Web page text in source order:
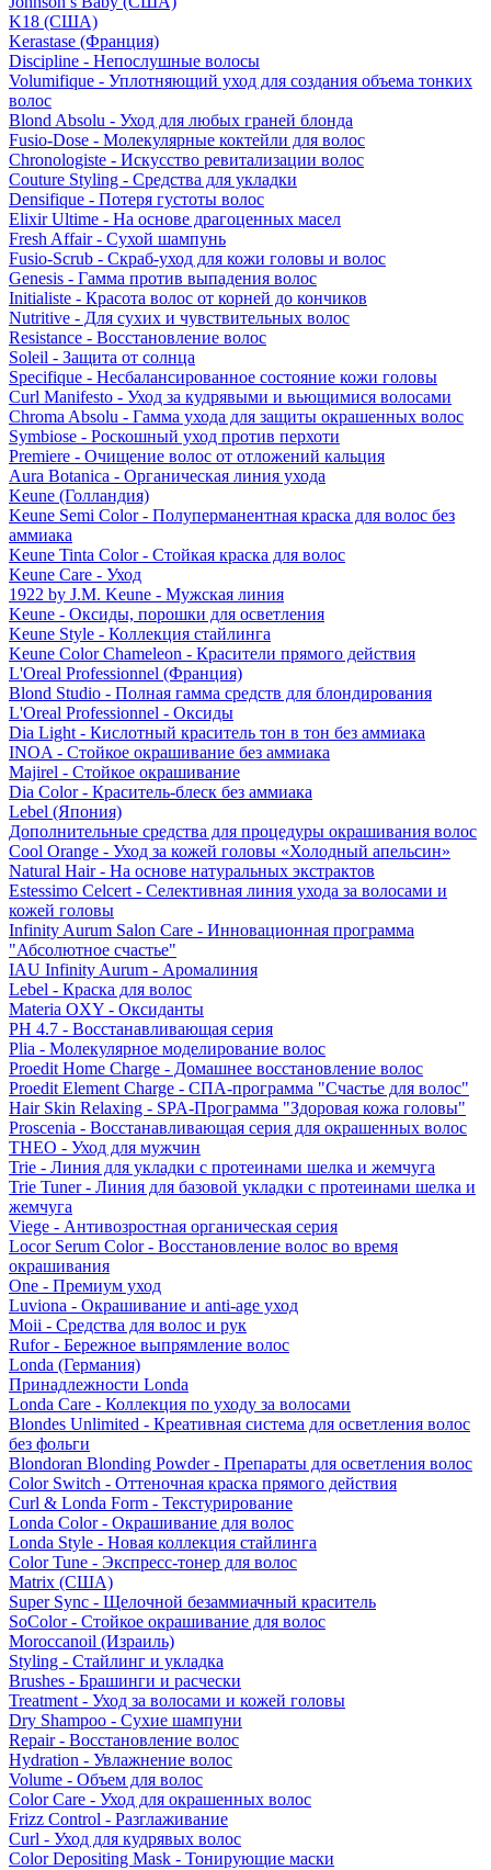
K18 (США)
Kerastase (Франция)
Discipline - Непослушные волосы
Volumifique - Уплотняющий уход для создания объема тонких
волос
Blond Absolu - Уход для любых граней блонда
Fusio-Dose - Молекулярные коктейли для волос
Chronologiste - Искусство ревитализации волос
Couture Styling - Средства для укладки
Densifique - Потеря густоты волос
Elixir Ultime - На основе драгоценных масел
Fresh Affair - Сухой шампунь
Fusio-Scrub - Скраб-уход для кожи головы и волос
Genesis - Гамма против выпадения волос
Initialiste - Красота волос от корней до кончиков
Nutritive - Для сухих и чувствительных волос
Resistance - Восстановление волос
Soleil - Защита от солнца
Specifique - Несбалансированное состояние кожи головы
Curl Manifesto - Уход за кудрявыми и вьющимися волосами
Chroma Absolu - Гамма ухода для защиты окрашенных волос
Symbiose - Роскошный уход против перхоти
Premiere - Очищение волос от отложений кальция
Aura Botanica - Органическая линия ухода
Keune (Голландия)
Keune Semi Color - Полуперманентная краска для волос без
аммиака
Keune Tinta Color - Стойкая краска для волос
Keune Care - Уход
1922 by J.M. Keune - Мужская линия
Keune - Оксиды, порошки для осветления
Keune Style - Коллекция стайлинга
Keune Color Chameleon - Красители прямого действия
L'Oreal Professionnel (Франция)
Blond Studio - Полная гамма средств для блондирования
L'Oreal Professionnel - Оксиды
Dia Light - Кислотный краситель тон в тон без аммиака
INOA - Стойкое окрашивание без аммиака
Majirel - Стойкое окрашивание
Dia Color - Краситель-блеск без аммиака
Lebel (Япония)
Дополнительные средства для процедуры окрашивания волос
Cool Orange - Уход за кожей головы «Холодный апельсин»
Natural Hair - На основе натуральных экстрактов
Estessimo Celcert - Селективная линия ухода за волосами и
кожей головы
Infinity Aurum Salon Care - Инновационная программа
"Абсолютное счастье"
IAU Infinity Aurum - Аромалиния
Lebel - Краска для волос
Materia OXY - Оксиданты
PH 4.7 - Восстанавливающая серия
Plia - Молекулярное моделирование волос
Proedit Home Charge - Домашнее восстановление волос
Proedit Element Charge - СПА-программа "Счастье для волос"
Hair Skin Relaxing - SPA-Программа "Здоровая кожа головы"
Proscenia - Восстанавливающая серия для окрашенных волос
THEO - Уход для мужчин
Trie - Линия для укладки с протеинами шелка и жемчуга
Trie Tuner - Линия для базовой укладки с протеинами шелка и
жемчуга
Viege - Антивозростная органическая серия
Locor Serum Color - Восстановление волос во время
окрашивания
One - Премиум уход
Luviona - Окрашивание и anti-age уход
Moii - Средства для волос и рук
Rufor - Бережное выпрямление волос
Londa (Германия)
Принадлежности Londa
Londa Care - Коллекция по уходу за волосами
Blondes Unlimited - Креативная система для осветления волос
без фольги
Blondoran Blonding Powder - Препараты для осветления волос
Color Switch - Оттеночная краска прямого действия
Curl & Londa Form - Текстурирование
Londa Color - Окрашивание для волос
Londa Style - Новая коллекция стайлинга
Color Tune - Экспресс-тонер для волос
Matrix (США)
Super Sync - Щелочной безаммиачный краситель
SoColor - Стойкое окрашивание для волос
Moroccanoil (Израиль)
Styling - Стайлинг и укладка
Brushes - Брашинги и расчески
Treatment - Уход за волосами и кожей головы
Dry Shampoo - Сухие шампуни
Repair - Восстановление волос
Hydration - Увлажнение волос
Volume - Объем для волос
Color Care - Уход для окрашенных волос
Frizz Control - Разглаживание
Curl - Уход для кудрявых волос
Color Depositing Mask - Тонирующие маски